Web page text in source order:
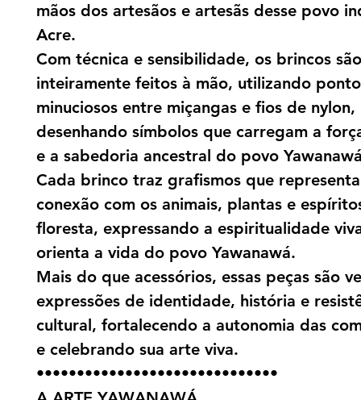
mãos dos artesãos e artesãs desse povo
Acre.
Com técnica e sensibilidade, os brincos são
inteiramente feitos à mão, utilizando
minuciosos entre miçangas e fios de nylon,
desenhando símbolos que carregam a
e a sabedoria ancestral do povo
Cada brinco traz grafismos que
conexão com os animais, plantas e
floresta, expressando a espiritualidade
orienta a vida do povo Yawanawá.
Mais do que acessórios, essas peças são
expressões de identidade, história e
cultural, fortalecendo a autonomia das
e celebrando sua arte viva.
••••••••••••••••••••••••••••••